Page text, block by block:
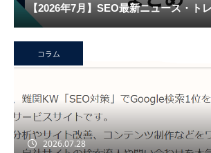
【2026年7月】SEO最新ニュース・ト
コラム
2026.07.28